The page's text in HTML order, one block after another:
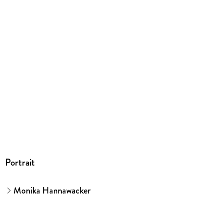
Portrait
Monika Hannawacker